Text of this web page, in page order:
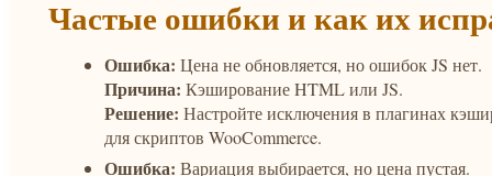
Частые ошибки и как их
Ошибка: Цена не обновляется, но ошибок JS нет.
Причина: Кэширование HTML или JS.
Решение: Настройте исключения в плагинах
для скриптов WooCommerce.
Ошибка: Вариация выбирается, но цена пустая.